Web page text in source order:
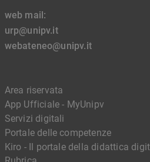
web mail:
urp@unipv.it
webateneo@unipv.it
Area riservata
App Ufficiale - MyUnipv
Servizi digitali
Portale delle competenze
Kiro - Il portale della didattica